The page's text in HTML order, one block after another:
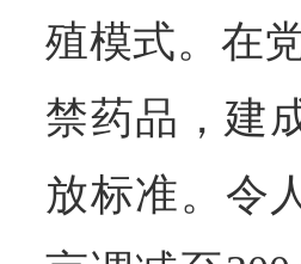
殖模式。在
禁药品，建
放标准。令